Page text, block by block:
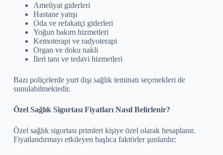
Ameliyat giderleri
Hastane yatışı
Oda ve refakatçi giderleri
Yoğun bakım hizmetleri
Kemoterapi ve radyoterapi
Organ ve doku nakli
İleri tanı ve tedavi hizmetleri
Bazı poliçelerde yurt dışı sağlık teminatı seçenekleri de
sunulabilmektedir.
Özel Sağlık Sigortası Fiyatları Nasıl Belirlenir?
Özel sağlık sigortası primleri kişiye özel olarak hesaplanır.
Fiyatlandırmayı etkileyen başlıca faktörler şunlardır: